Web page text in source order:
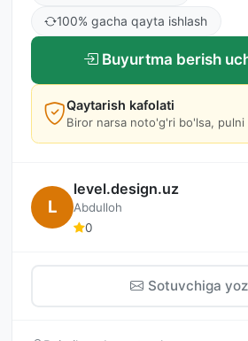
100% gacha qayta ishlash
Buyurtma berish
Qaytarish kafolati
Biror narsa noto'g'ri bo'lsa, pulni
L
level.design.uz
Abdulloh
0
Sotuvchiga